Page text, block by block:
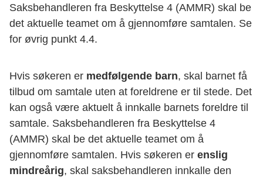
Saksbehandleren fra Beskyttelse 4 (AMMR) skal be
det aktuelle teamet om å gjennomføre samtalen. Se
for øvrig punkt 4.4.
Hvis søkeren er medfølgende barn, skal barnet få
tilbud om samtale uten at foreldrene er til stede. Det
kan også være aktuelt å innkalle barnets foreldre til
samtale. Saksbehandleren fra Beskyttelse 4
(AMMR) skal be det aktuelle teamet om å
gjennomføre samtalen. Hvis søkeren er enslig
mindreårig, skal saksbehandleren innkalle den